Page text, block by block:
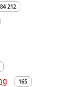
84 212
165